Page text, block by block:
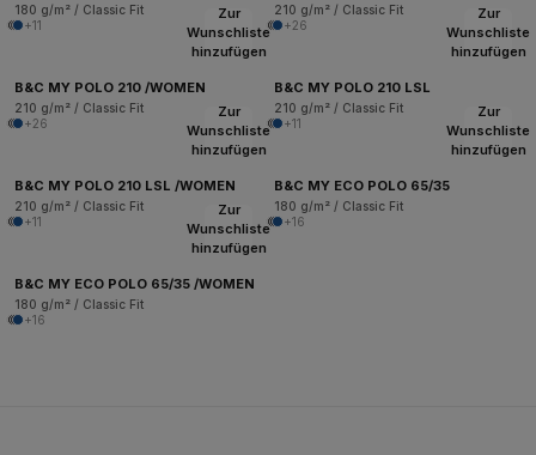
180 g/m² / Classic Fit
+11
210 g/m² / Classic Fit
+26
Zur
Wunschliste
hinzufügen
B&C MY POLO 210 /WOMEN
210 g/m² / Classic Fit
+26
Zur
Wunschliste
hinzufügen
B&C MY POLO 210 LSL
210 g/m² / Classic Fit
+11
Zur
Wunschliste
hinzufügen
B&C MY POLO 210 LSL /WOMEN
210 g/m² / Classic Fit
+11
Zur
Wunschliste
hinzufügen
B&C MY ECO POLO 65/35
180 g/m² / Classic Fit
+16
Zur
Wunschliste
hinzufügen
B&C MY ECO POLO 65/35 /WOMEN
180 g/m² / Classic Fit
+16